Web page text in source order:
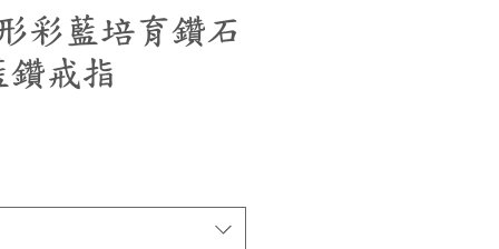
彩藍培育鑽石
戒指